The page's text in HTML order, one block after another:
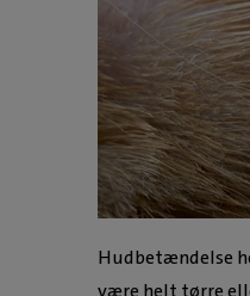
Hudbetændelse
være helt tørre